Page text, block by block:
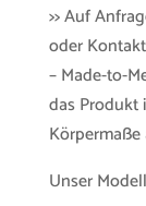
>> Auf
oder
– Made-to-
das Produkt
Unser